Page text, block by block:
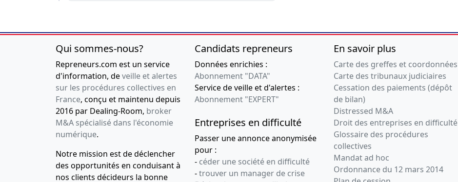
Qui sommes-nous?
Repreneurs.com est un service
d'information, deveille et alertes
sur les procédures collectives en
France, conçu et maintenu depuis
2016 par Dealing-Room, broker
M&A spécialisé dans l'économie
numérique.
Notre mission est de déclencher
des opportunités en conduisant à
nos clients décideurs la bonne
Candidats repreneurs
Données enrichies :
Abonnement "DATA"
Service de veille et d'alertes :
Abonnement "EXPERT"
Entreprises en difficulté
Passer une annonce anonymisée
pour :
- céder une société en difficulté
-trouver un manager de crise
En savoir plus
Carte des greffes et coordonnées
Carte des tribunaux judiciaires
Cessation des paiements (dépôt
de bilan)
Distressed M&A
Droit des entreprises en difficulté
Glossaire des procédures
collectives
Mandat ad hoc
Ordonnance du 12 mars 2014